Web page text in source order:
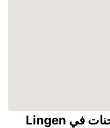
تأجير السيارات والشاحنات في Lingen